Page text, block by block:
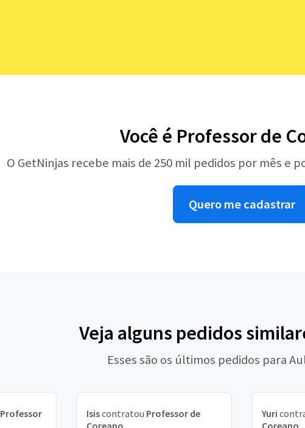
Você é Professor de
O GetNinjas recebe mais de 250 mil pedidos por mês e
Quero me cadastrar
Veja alguns pedidos
Esses são os últimos pedidos para
Professor
Isiscontratou Professor de
Coreano
Yuri
Coreano